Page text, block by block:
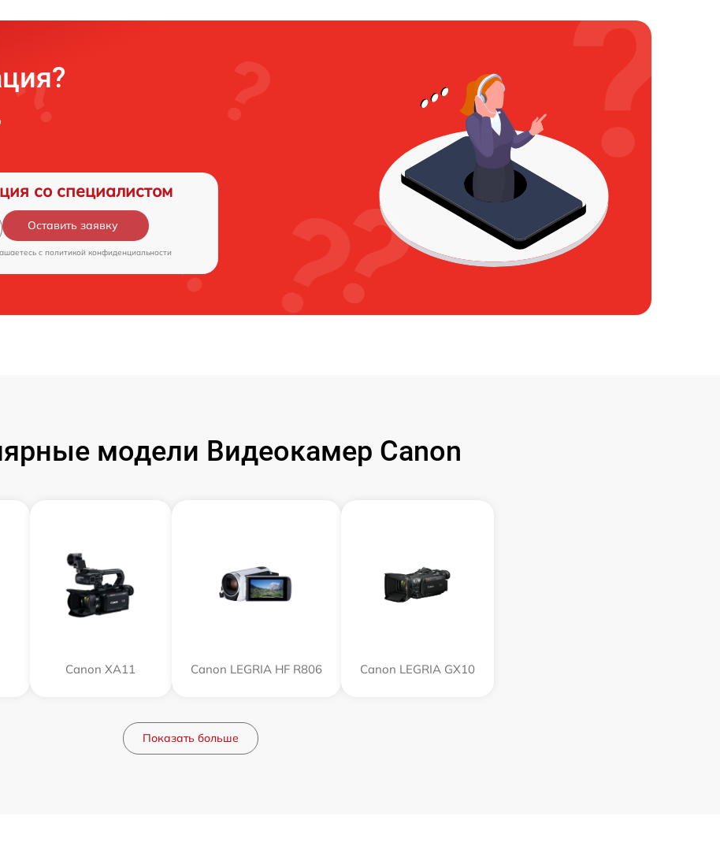
со специалистом
Оставить заявку
c политикой конфиденциальности
модели Видеокамер Canon
Canon XA11 Canon LEGRIA HF R806 Canon LEGRIA GX10
Показать больше